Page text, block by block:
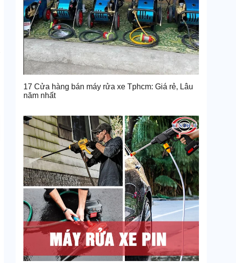
17 Cửa hàng bán máy rửa xe Tphcm: Giá rẻ, Lâu
năm nhất